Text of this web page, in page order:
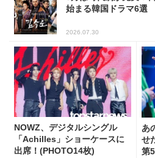
始まる韓国ドラマ6選
2026.07.30
NOWZ、デジタルシングル
「Achilles」ショーケースに
出席！(PHOTO14枚)
あ
せ
第